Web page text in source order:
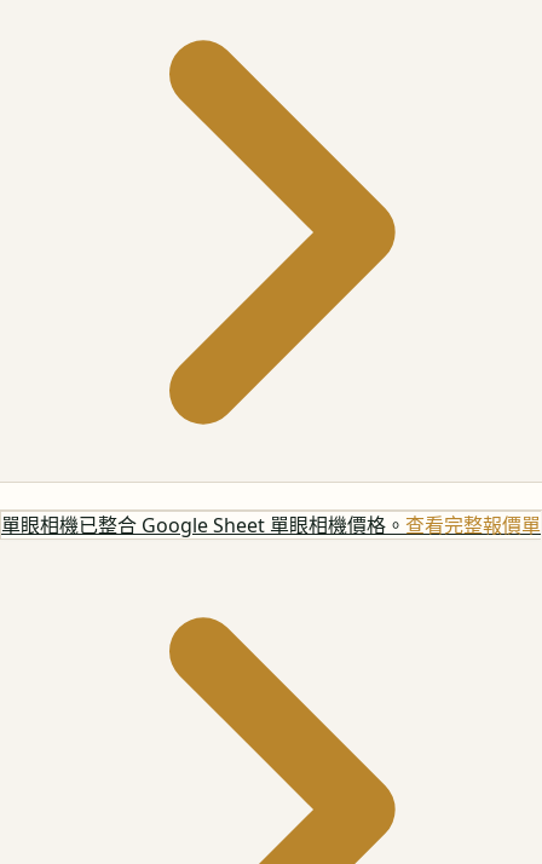
單眼相機已整合 Google Sheet 單眼相機價格。 查看完整報價單